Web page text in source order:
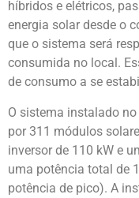
híbridos e elétricos,
energia solar desde o
que o sistema será
consumida no local.
de consumo a se
O sistema instalado
por 311 módulos
inversor de 110 kW e
uma potência total de
potência de pico). A